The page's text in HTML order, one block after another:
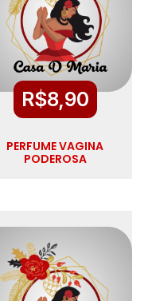
R$8,90
PERFUME VAGINA
PODEROSA